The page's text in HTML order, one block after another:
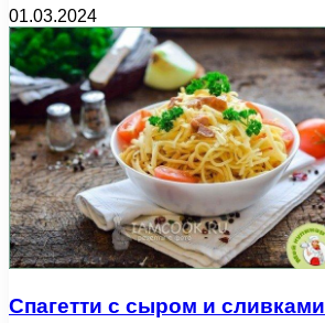
01.03.2024
Спагетти с сыром и сливками